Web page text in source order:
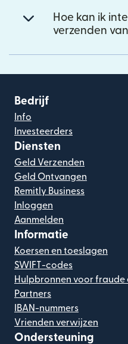
Hoe kan ik
verzenden
Bedrijf
Info
Investeerders
Diensten
Geld Verzenden
Geld Ontvangen
Remitly Business
Inloggen
Aanmelden
Informatie
Koersen en toeslagen
SWIFT-codes
Hulpbronnen voor fraude
Partners
IBAN-nummers
Vrienden verwijzen
Ondersteuning